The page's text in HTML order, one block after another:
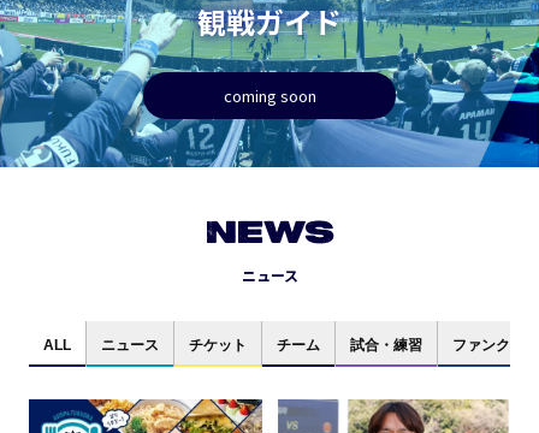
観戦ガイド
coming soon
NEWS
ニュース
ALL ニュース チケット チーム 試合・練習 ファンクラブ